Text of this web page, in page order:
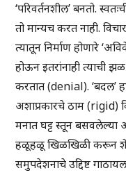
‘परिवर्तनशील’ बनतो.
तो मान्यच करत नाही.
त्यातून निर्माण होणारे
होऊन इतरांनाही त्याची
करतात (denial). ‘बदल’
अशाप्रकारचे ठाम (rigid)
मनात घट्ट स्तून बसवलेल्या
हळूहळू खिळखिळी करून
समुपदेशनाचे उद्दिष्ट